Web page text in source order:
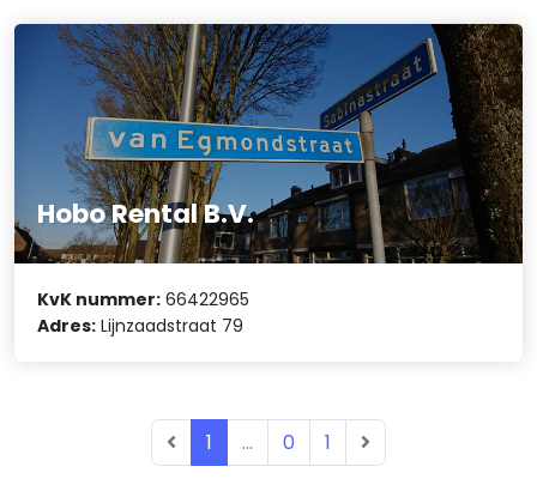
Hobo Rental B.V.
KvK nummer: 66422965
Adres: Lijnzaadstraat 79
1 ... 0 1